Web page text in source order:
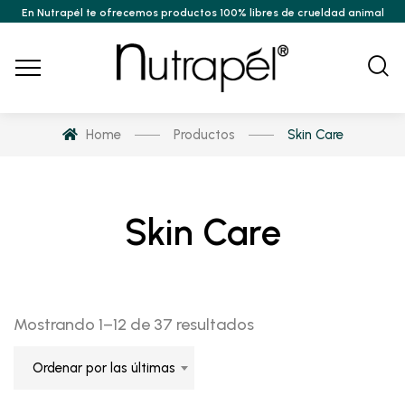
En Nutrapél te ofrecemos productos 100% libres de crueldad animal
Home Productos Skin Care
Skin Care
Mostrando 1–12 de 37 resultadosSorted
Ordenar por las últimas